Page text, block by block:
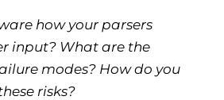
how your parsers
input? What are the
modes? How do you
risks?